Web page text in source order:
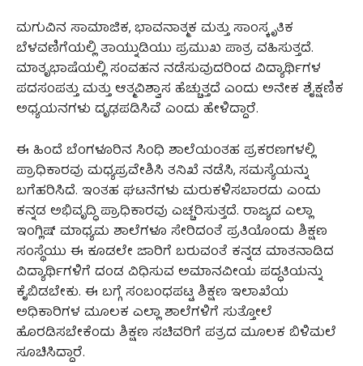
ಮಗುವಿನ ಸಾಮಾಜಿಕ, ಭಾವನಾತ್ಮಕ ಮತ್ತು ಸಾಂಸ್ಕೃತಿಕ
ಬೆಳವಣಿಗೆಯಲ್ಲಿ ತಾಯ್ನುಡಿಯು ಪ್ರಮುಖ ಪಾತ್ರ ವಹಿಸುತ್ತದೆ.
ಮಾತೃಭಾಷೆಯಲ್ಲಿ ಸಂವಹನ ನಡೆಸುವುದರಿಂದ ವಿದ್ಯಾರ್ಥಿಗಳ
ಪದಸಂಪತ್ತು ಮತ್ತು ಆತ್ಮವಿಶ್ವಾಸ ಹೆಚ್ಚುತ್ತದೆ ಎಂದು ಅನೇಕ ಶೈಕ್ಷಣಿಕ
ಅಧ್ಯಯನಗಳು ದೃಢಪಡಿಸಿವೆ ಎಂದು ಹೇಳಿದ್ದಾರೆ.
ಈ ಹಿಂದೆ ಬೆಂಗಳೂರಿನ ಸಿಂಧಿ ಶಾಲೆಯಂತಹ ಪ್ರಕರಣಗಳಲ್ಲಿ
ಪ್ರಾಧಿಕಾರವು ಮಧ್ಯಪ್ರವೇಶಿಸಿ ತನಿಖೆ ನಡೆಸಿ, ಸಮಸ್ಯೆಯನ್ನು
ಬಗೆಹರಿಸಿದೆ. ಇಂತಹ ಘಟನೆಗಳು ಮರುಕಳಿಸಬಾರದು ಎಂದು
ಕನ್ನಡ ಅಭಿವೃದ್ಧಿ ಪ್ರಾಧಿಕಾರವು ಎಚ್ಚರಿಸುತ್ತದೆ. ರಾಜ್ಯದ ಎಲ್ಲಾ
ಇಂಗ್ಲಿಷ್ ಮಾಧ್ಯಮ ಶಾಲೆಗಳೂ ಸೇರಿದಂತೆ ಪ್ರತಿಯೊಂದು ಶಿಕ್ಷಣ
ಸಂಸ್ಥೆಯು ಈ ಕೂಡಲೇ ಜಾರಿಗೆ ಬರುವಂತೆ ಕನ್ನಡ ಮಾತನಾಡಿದ
ವಿದ್ಯಾರ್ಥಿಗಳಿಗೆ ದಂಡ ವಿಧಿಸುವ ಅಮಾನವೀಯ ಪದ್ಧತಿಯನ್ನು
ಕೈಬಿಡಬೇಕು. ಈ ಬಗ್ಗೆ ಸಂಬಂಧಪಟ್ಟ ಶಿಕ್ಷಣ ಇಲಾಖೆಯ
ಅಧಿಕಾರಿಗಳ ಮೂಲಕ ಎಲ್ಲಾ ಶಾಲೆಗಳಿಗೆ ಸುತ್ತೋಲೆ
ಹೊರಡಿಸಬೇಕೆಂದು ಶಿಕ್ಷಣ ಸಚಿವರಿಗೆ ಪತ್ರದ ಮೂಲಕ ಬಿಳಿಮಲೆ
ಸೂಚಿಸಿದ್ದಾರೆ.